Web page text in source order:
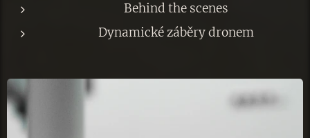
Behind the scenes
Dynamické záběry dronem